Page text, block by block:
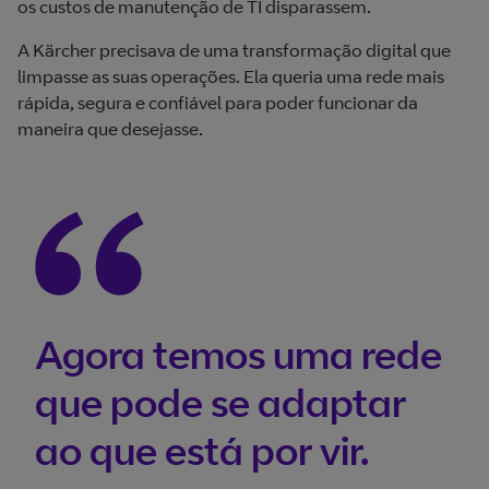
os custos de manutenção de TI disparassem.
A Kärcher precisava de uma transformação digital que
limpasse as suas operações. Ela queria uma rede mais
rápida, segura e confiável para poder funcionar da
maneira que desejasse.
Agora temos uma rede
que pode se adaptar
ao que está por vir.